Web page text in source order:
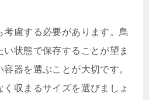
考慮する必要があります。鳥
状態で保存することが望ま
器を選ぶことが大切です。
収まるサイズを選びましょ